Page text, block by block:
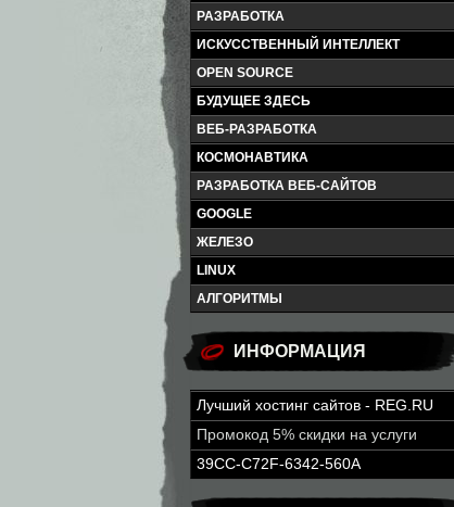
РАЗРАБОТКА
ИСКУССТВЕННЫЙ ИНТЕЛЛЕКТ
OPEN SOURCE
БУДУЩЕЕ ЗДЕСЬ
ВЕБ-РАЗРАБОТКА
КОСМОНАВТИКА
РАЗРАБОТКА ВЕБ-САЙТОВ
GOOGLE
ЖЕЛЕЗО
LINUX
АЛГОРИТМЫ
ИНФОРМАЦИЯ
Лучший хостинг сайтов - REG.RU
Промокод 5% скидки на услуги
39CC-C72F-6342-560A